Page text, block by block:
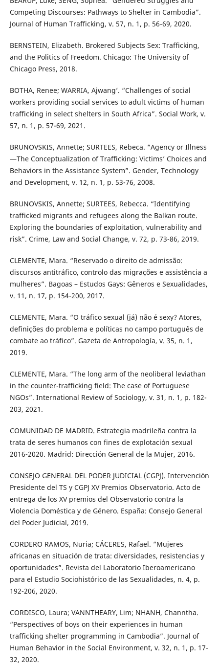
Competing Discourses: Pathways to Shelter in Cambodia”.
Journal of Human Trafficking, v. 57, n. 1, p. 56-69, 2020.
BERNSTEIN, Elizabeth. Brokered Subjects Sex: Trafficking,
and the Politics of Freedom. Chicago: The University of
Chicago Press, 2018.
BOTHA, Renee; WARRIA, Ajwang’. “Challenges of social
workers providing social services to adult victims of human
trafficking in select shelters in South Africa”. Social Work, v.
57, n. 1, p. 57-69, 2021.
BRUNOVSKIS, Annette; SURTEES, Rebeca. “Agency or Illness
—The Conceptualization of Trafficking: Victims’ Choices and
Behaviors in the Assistance System”. Gender, Technology
and Development, v. 12, n. 1, p. 53-76, 2008.
BRUNOVSKIS, Annette; SURTEES, Rebecca. “Identifying
trafficked migrants and refugees along the Balkan route.
Exploring the boundaries of exploitation, vulnerability and
risk”. Crime, Law and Social Change, v. 72, p. 73-86, 2019.
CLEMENTE, Mara. “Reservado o direito de admissão:
discursos antitráfico, controlo das migrações e assistência a
mulheres”. Bagoas – Estudos Gays: Gêneros e Sexualidades,
v. 11, n. 17, p. 154-200, 2017.
CLEMENTE, Mara. “O tráfico sexual (já) não é sexy? Atores,
definições do problema e políticas no campo português de
combate ao tráfico”. Gazeta de Antropología, v. 35, n. 1,
2019.
CLEMENTE, Mara. “The long arm of the neoliberal leviathan
in the counter-trafficking field: The case of Portuguese
NGOs”. International Review of Sociology, v. 31, n. 1, p. 182-
203, 2021.
COMUNIDAD DE MADRID. Estrategia madrileña contra la
trata de seres humanos con fines de explotación sexual
2016-2020. Madrid: Dirección General de la Mujer, 2016.
CONSEJO GENERAL DEL PODER JUDICIAL (CGPJ). Intervención
Presidente del TS y CGPJ XV Premios Observatorio. Acto de
entrega de los XV premios del Observatorio contra la
Violencia Doméstica y de Género. España: Consejo General
del Poder Judicial, 2019.
CORDERO RAMOS, Nuria; CÁCERES, Rafael. “Mujeres
africanas en situación de trata: diversidades, resistencias y
oportunidades”. Revista del Laboratorio Iberoamericano
para el Estudio Sociohistórico de las Sexualidades, n. 4, p.
192-206, 2020.
CORDISCO, Laura; VANNTHEARY, Lim; NHANH, Channtha.
“Perspectives of boys on their experiences in human
trafficking shelter programming in Cambodia”. Journal of
Human Behavior in the Social Environment, v. 32, n. 1, p. 17-
32, 2020.